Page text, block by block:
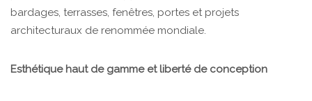
bardages, terrasses, fenêtres, portes et projets
architecturaux de renommée mondiale.
Esthétique haut de gamme et liberté de conception